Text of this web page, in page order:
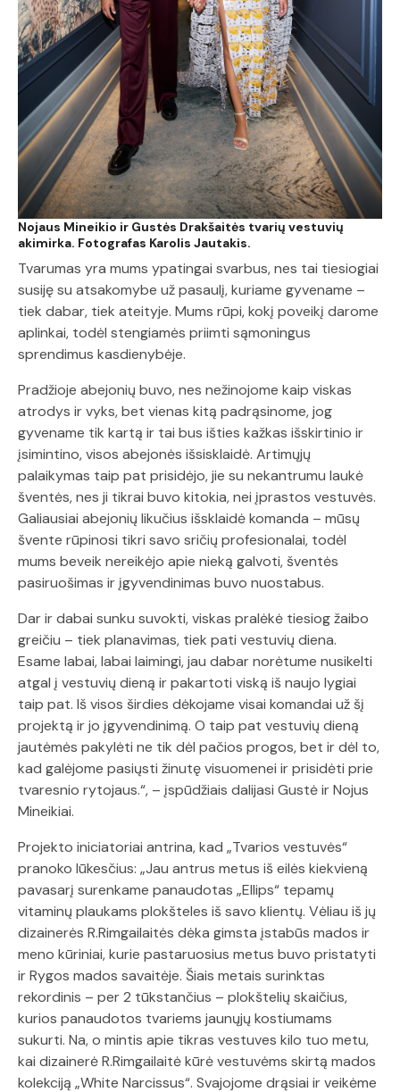
Nojaus Mineikio ir Gustės Drakšaitės tvarių vestuvių
akimirka. Fotografas Karolis Jautakis.
Tvarumas yra mums ypatingai svarbus, nes tai tiesiogiai
susiję su atsakomybe už pasaulį, kuriame gyvename –
tiek dabar, tiek ateityje. Mums rūpi, kokį poveikį darome
aplinkai, todėl stengiamės priimti sąmoningus
sprendimus kasdienybėje.
Pradžioje abejonių buvo, nes nežinojome kaip viskas
atrodys ir vyks, bet vienas kitą padrąsinome, jog
gyvename tik kartą ir tai bus išties kažkas išskirtinio ir
įsimintino, visos abejonės išsisklaidė. Artimųjų
palaikymas taip pat prisidėjo, jie su nekantrumu laukė
šventės, nes ji tikrai buvo kitokia, nei įprastos vestuvės.
Galiausiai abejonių likučius išsklaidė komanda – mūsų
švente rūpinosi tikri savo sričių profesionalai, todėl
mums beveik nereikėjo apie nieką galvoti, šventės
pasiruošimas ir įgyvendinimas buvo nuostabus.
Dar ir dabai sunku suvokti, viskas pralėkė tiesiog žaibo
greičiu – tiek planavimas, tiek pati vestuvių diena.
Esame labai, labai laimingi, jau dabar norėtume nusikelti
atgal į vestuvių dieną ir pakartoti viską iš naujo lygiai
taip pat. Iš visos širdies dėkojame visai komandai už šį
projektą ir jo įgyvendinimą. O taip pat vestuvių dieną
jautėmės pakylėti ne tik dėl pačios progos, bet ir dėl to,
kad galėjome pasiųsti žinutę visuomenei ir prisidėti prie
tvaresnio rytojaus.“, – įspūdžiais dalijasi Gustė ir Nojus
Mineikiai.
Projekto iniciatoriai antrina, kad „Tvarios vestuvės“
pranoko lūkesčius: „Jau antrus metus iš eilės kiekvieną
pavasarį surenkame panaudotas „Ellips“ tepamų
vitaminų plaukams plokšteles iš savo klientų. Vėliau iš jų
dizainerės R.Rimgailaitės dėka gimsta įstabūs mados ir
meno kūriniai, kurie pastaruosius metus buvo pristatyti
ir Rygos mados savaitėje. Šiais metais surinktas
rekordinis – per 2 tūkstančius – plokštelių skaičius,
kurios panaudotos tvariems jaunųjų kostiumams
sukurti. Na, o mintis apie tikras vestuves kilo tuo metu,
kai dizainerė R.Rimgailaitė kūrė vestuvėms skirtą mados
kolekciją „White Narcissus“. Svajojome drąsiai ir veikėme